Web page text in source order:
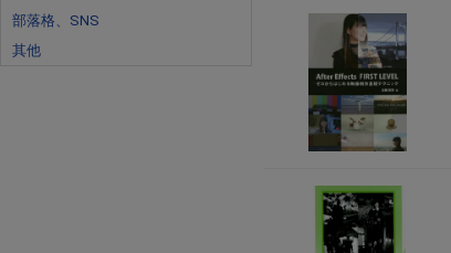
部落格、SNS
其他